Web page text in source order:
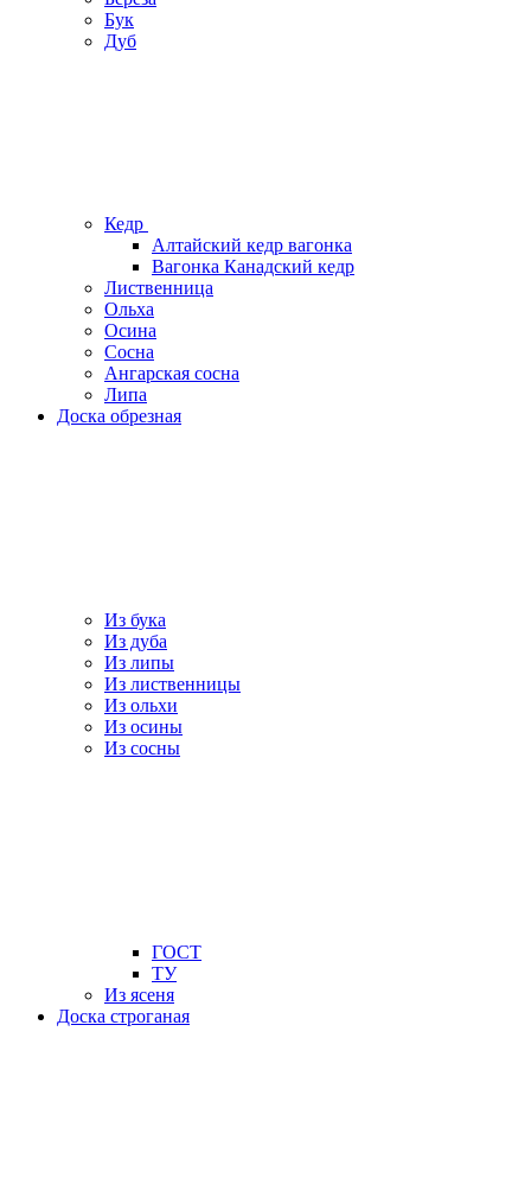
Бук
Дуб
Кедр
Алтайский кедр вагонка
Вагонка Канадский кедр
Лиственница
Ольха
Осина
Сосна
Ангарская сосна
Липа
Доска обрезная
Из бука
Из дуба
Из липы
Из лиственницы
Из ольхи
Из осины
Из сосны
ГОСТ
ТУ
Из ясеня
Доска строганая